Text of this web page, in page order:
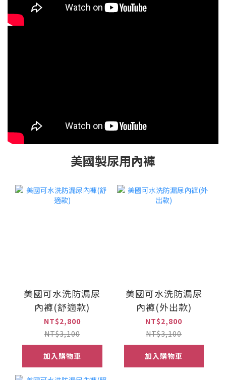
美國製尿用內褲
美國可水洗防漏尿
內褲(舒適款)
NT$2,800
NT$3,100
加入購物車
美國可水洗防漏尿
內褲(外出款)
NT$2,800
NT$3,100
加入購物車